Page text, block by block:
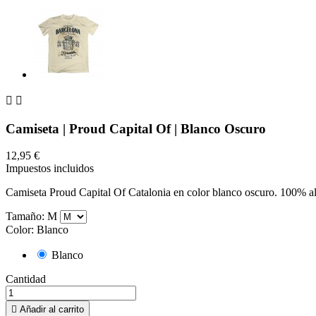
 
Camiseta | Proud Capital Of | Blanco Oscuro
12,95 €
Impuestos incluidos
Camiseta Proud Capital Of Catalonia en color blanco oscuro. 100%
Tamaño: M
Color: Blanco
Blanco
Cantidad
 Añadir al carrito